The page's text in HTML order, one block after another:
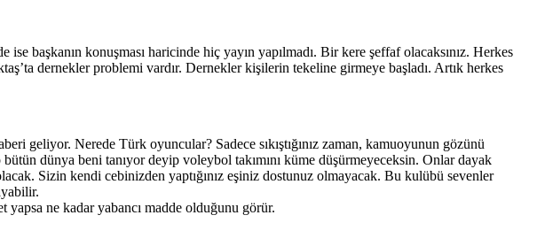
başkanın konuşması haricinde hiç yayın yapılmadı. Bir kere şeffaf olacaksınız. Herkes
dernekler problemi vardır. Dernekler kişilerin tekeline girmeye başladı. Artık herkes
geliyor. Nerede Türk oyuncular? Sadece sıkıştığınız zaman, kamuoyunun gözünü
dünya beni tanıyor deyip voleybol takımını küme düşürmeyeceksin. Onlar dayak
Sizin kendi cebinizden yaptığınız eşiniz dostunuz olmayacak. Bu kulübü sevenler
ne kadar yabancı madde olduğunu görür.